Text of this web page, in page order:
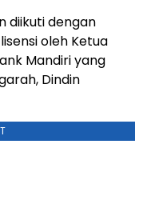
diikuti dengan
oleh Ketua
Mandiri yang
Dindin